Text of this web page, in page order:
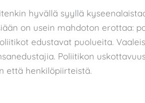
hyvällä syyllä
on usein mahdoton erottaa:
edustavat puolueita.
Poliitikon
että henkilöpiirteistä.